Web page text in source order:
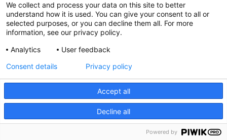
surfgedrag of unieke ID's op deze site verwerken. Als je geen toestemming
geeft of uw toestemming intrekt, kan dit een nadelige invloed hebben op
bepaalde functies en mogelijkheden.
Accepteren
Weiger
Bekijk voorkeuren
CookiesPrivacy statement
Contact
Cookies
Toegankelijkheid
We collect and process your data on this site to better
understand how it is used. You can give your consent to all or
selected purposes, or you can decline them all. For more
information, see our privacy policy.
Analytics
User feedback
Accept all
Decline all
Consent details Privacy policy
Powered by